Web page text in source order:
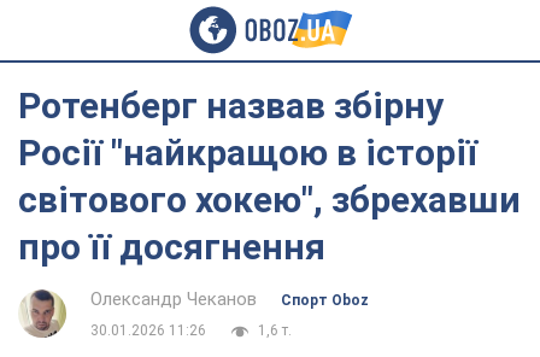
Ротенберг назвав збірну
Росії "найкращою в історії
світового хокею", збрехавши
про її досягнення
Олександр Чеканов
Спорт Oboz
30.01.2026 11:26
1,6 т.